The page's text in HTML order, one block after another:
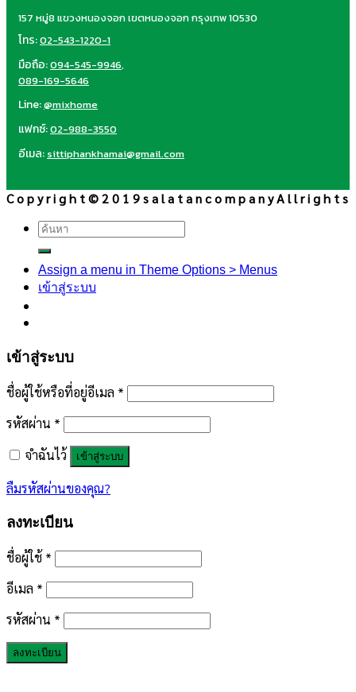
157 หมู่8 แขวงหนองจอก เขตหนองจอก กรุงเทพ 10530
โทร:02-543-1220-1
มือถือ:094-545-9946,
089-169-5646
Line:@mixhome
แฟกซ์:02-988-3550
อีเมล: sittiphankhamai@gmail.com
C o p y r i g h t © 2 0 1 9 s a l a t a n c o m p a n y A l l r i g h t s
ค้นหา:
Assign a menu in Theme Options > Menus
เข้าสู่ระบบ
เข้าสู่ระบบ
ชื่อผู้ใช้หรือที่อยู่อีเมล *
รหัสผ่าน *
จำฉันไว้
เข้าสู่ระบบ
ลืมรหัสผ่านของคุณ?
ลงทะเบียน
ชื่อผู้ใช้ *
อีเมล *
รหัสผ่าน *
ลงทะเบียน